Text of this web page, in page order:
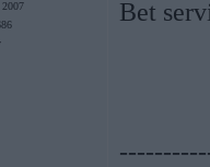
2007
Bet